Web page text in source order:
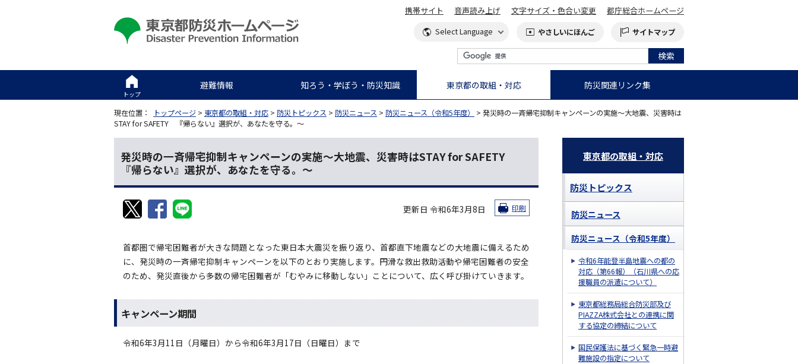
携帯サイト 音声読み上げ 文字サイズ・色合い変更 都庁総合ホームページ
やさしいにほんご サイトマップ
トップ
避難情報 知ろう・学ぼう・防災知識 東京都の取組・対応 防災関連リンク集
現在位置： トップページ > 東京都の取組・対応 > 防災トピックス > 防災ニュース > 防災ニュース（令和5年度）
> 発災時の一斉帰宅抑制キャンペーンの実施～大地震、災害時は
STAY for SAFETY 『帰らない』選択が、あなたを守る。～
発災時の一斉帰宅抑制キャンペーンの実施～大地震、災害時はSTAY for SAFETY
『帰らない』選択が、あなたを守る。～
更新日 令和6年3月8日 印刷
首都圏で帰宅困難者が大きな問題となった東日本大震災を振り返り、首都直下地震などの大地震に備えるため
に、発災時の一斉帰宅抑制キャンペーンを以下のとおり実施します。円滑な救出救助活動や帰宅困難者の安全
のため、発災直後から多数の帰宅困難者が「むやみに移動しない」ことについて、広く呼び掛けていきます。
キャンペーン期間
令和6年3月11日（月曜日）から令和6年3月17日（日曜日）まで
東京都の取組・対応
防災トピックス
防災ニュース
防災ニュース（令和5年度）
令和6年能登半島地震への都の
対応（第66報）（石川県への応
援職員の派遣について）
東京都総務局総合防災部及び
PIAZZA株式会社との連携に関
する協定の締結について
国民保護法に基づく緊急一時避
難施設の指定について